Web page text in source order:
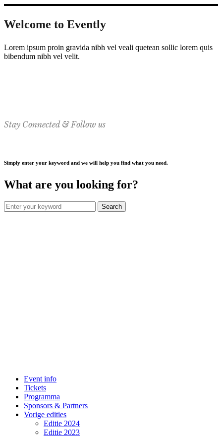
Welcome to Evently
Lorem ipsum proin gravida nibh vel veali quetean sollic lorem quis
bibendum nibh vel velit.
Stay Connected & Follow us
Simply enter your keyword and we will help you find what you need.
What are you looking for?
Event info
Tickets
Programma
Sponsors & Partners
Vorige edities
Editie 2024
Editie 2023